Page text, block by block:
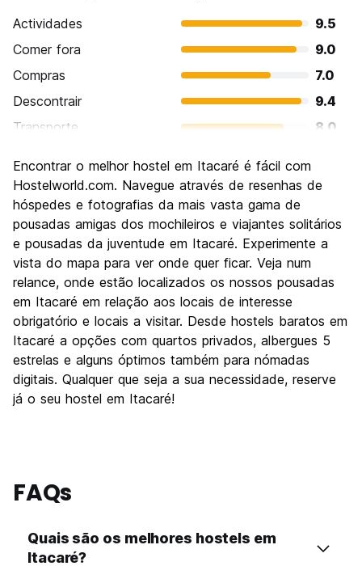
Actividades
9.5
Comer fora
9.0
Compras
7.0
Descontrair
9.4
Transporte
8.0
Cultura
7.5
Festas / vida noturna
Custo-beneficio
8.7
Encontrar o melhor hostel em Itacaré é fácil com
Hostelworld.com. Navegue através de resenhas de
hóspedes e fotografias da mais vasta gama de
pousadas amigas dos mochileiros e viajantes solitários
e pousadas da juventude em Itacaré. Experimente a
vista do mapa para ver onde quer ficar. Veja num
relance, onde estão localizados os nossos pousadas
em Itacaré em relação aos locais de interesse
obrigatório e locais a visitar. Desde hostels baratos em
Itacaré a opções com quartos privados, albergues 5
estrelas e alguns óptimos também para nómadas
digitais. Qualquer que seja a sua necessidade, reserve
já o seu hostel em Itacaré!
FAQs
Quais são os melhores hostels em
Itacaré?